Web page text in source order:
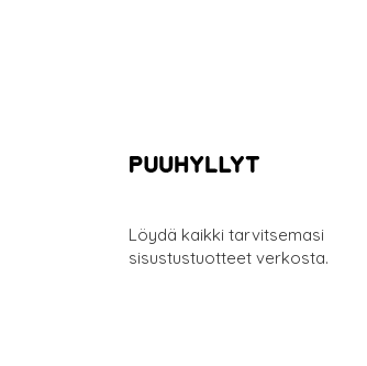
Löydä kaikki tarvitsemasi
sisustustuotteet verkosta.